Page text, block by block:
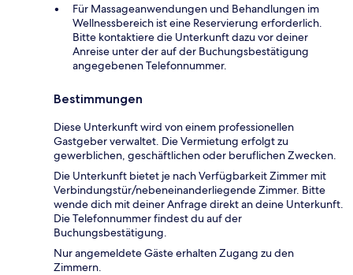
Für Massageanwendungen und Behandlungen im
Wellnessbereich ist eine Reservierung erforderlich.
Bitte kontaktiere die Unterkunft dazu vor deiner
Anreise unter der auf der Buchungsbestätigung
angegebenen Telefonnummer.
Bestimmungen
Diese Unterkunft wird von einem professionellen
Gastgeber verwaltet. Die Vermietung erfolgt zu
gewerblichen, geschäftlichen oder beruflichen Zwecken.
Die Unterkunft bietet je nach Verfügbarkeit Zimmer mit
Verbindungstür/nebeneinanderliegende Zimmer. Bitte
wende dich mit deiner Anfrage direkt an deine Unterkunft.
Die Telefonnummer findest du auf der
Buchungsbestätigung.
Nur angemeldete Gäste erhalten Zugang zu den
Zimmern.